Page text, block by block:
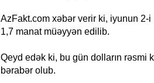
AzFakt.com xəbər verir ki, iyunun 2-i
1,7 manat müəyyən edilib.
Qeyd edək ki, bu gün dolların rəsmi
bərabər olub.